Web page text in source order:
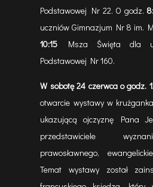
Podstawowej Nr 22. O godz.
uczniów Gimnazjum Nr 8 im.
10:15 Msza Święta dla
Podstawowej Nr 160.
W sobotę 24 czerwca o godz.
otwarcie wystawy w
ukazującą ojczyznę Pana
przedstawiciele
prawosławnego,
Temat wystawy został